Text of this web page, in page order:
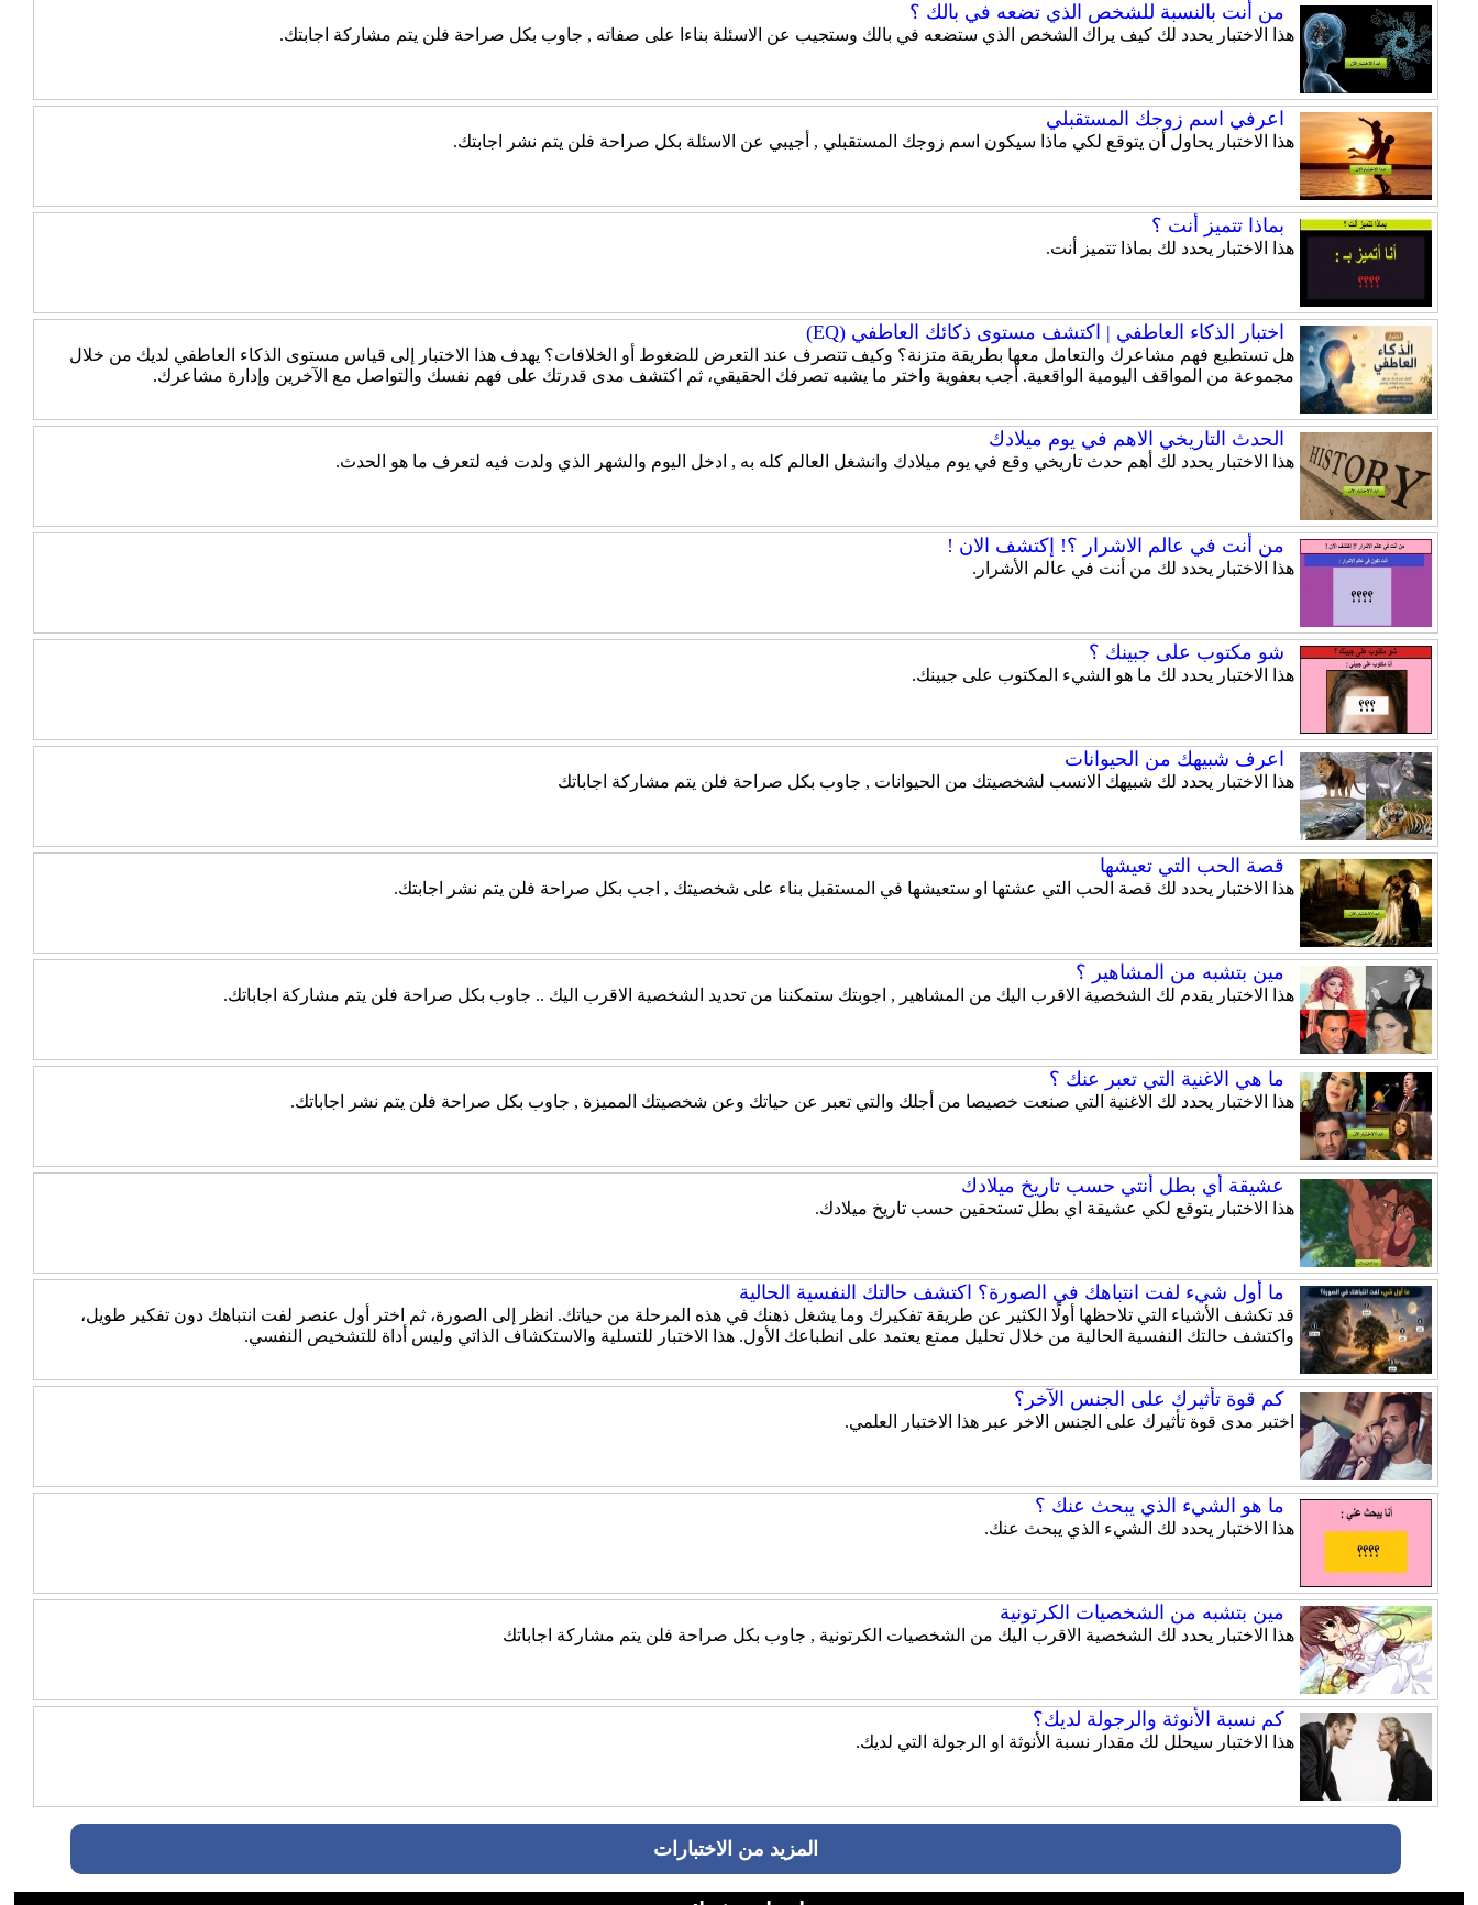
من أنت بالنسبة للشخص الذي تضعه في بالك ؟
هذا الاختبار يحدد لك كيف يراك الشخص الذي ستضعه في بالك وستجيب عن الاسئلة بناءا على صفاته , جاوب بكل صراحة فلن يتم مشاركة اجابتك.
اعرفي اسم زوجك المستقبلي
هذا الاختبار يحاول أن يتوقع لكي ماذا سيكون اسم زوجك المستقبلي , أجيبي عن الاسئلة بكل صراحة فلن يتم نشر اجابتك.
بماذا تتميز أنت ؟
هذا الاختبار يحدد لك بماذا تتميز أنت.
اختبار الذكاء العاطفي | اكتشف مستوى ذكائك العاطفي (EQ)
هل تستطيع فهم مشاعرك والتعامل معها بطريقة متزنة؟ وكيف تتصرف عند التعرض للضغوط أو الخلافات؟ يهدف هذا الاختبار إلى قياس مستوى الذكاء العاطفي لديك من خلال
مجموعة من المواقف اليومية الواقعية. أجب بعفوية واختر ما يشبه تصرفك الحقيقي، ثم اكتشف مدى قدرتك على فهم نفسك والتواصل مع الآخرين وإدارة مشاعرك.
الحدث التاريخي الاهم في يوم ميلادك
هذا الاختبار يحدد لك أهم حدث تاريخي وقع في يوم ميلادك وانشغل العالم كله به , ادخل اليوم والشهر الذي ولدت فيه لتعرف ما هو الحدث.
من أنت في عالم الاشرار ؟! إكتشف الان !
هذا الاختبار يحدد لك من أنت في عالم الأشرار.
شو مكتوب على جبينك ؟
هذا الاختبار يحدد لك ما هو الشيء المكتوب على جبينك.
اعرف شبيهك من الحيوانات
هذا الاختبار يحدد لك شبيهك الانسب لشخصيتك من الحيوانات , جاوب بكل صراحة فلن يتم مشاركة اجاباتك
قصة الحب التي تعيشها
هذا الاختبار يحدد لك قصة الحب التي عشتها او ستعيشها في المستقبل بناء على شخصيتك , اجب بكل صراحة فلن يتم نشر اجابتك.
مين بتشبه من المشاهير ؟
هذا الاختبار يقدم لك الشخصية الاقرب اليك من المشاهير , اجوبتك ستمكننا من تحديد الشخصية الاقرب اليك .. جاوب بكل صراحة فلن يتم مشاركة اجاباتك.
ما هي الاغنية التي تعبر عنك ؟
هذا الاختبار يحدد لك الاغنية التي صنعت خصيصا من أجلك والتي تعبر عن حياتك وعن شخصيتك المميزة , جاوب بكل صراحة فلن يتم نشر اجاباتك.
عشيقة أي بطل أنتي حسب تاريخ ميلادك
هذا الاختبار يتوقع لكي عشيقة اي بطل تستحقين حسب تاريخ ميلادك.
ما أول شيء لفت انتباهك في الصورة؟ اكتشف حالتك النفسية الحالية
قد تكشف الأشياء التي تلاحظها أولًا الكثير عن طريقة تفكيرك وما يشغل ذهنك في هذه المرحلة من حياتك. انظر إلى الصورة، ثم اختر أول عنصر لفت انتباهك دون تفكير طويل،
واكتشف حالتك النفسية الحالية من خلال تحليل ممتع يعتمد على انطباعك الأول. هذا الاختبار للتسلية والاستكشاف الذاتي وليس أداة للتشخيص النفسي.
كم قوة تأثيرك على الجنس الآخر؟
اختبر مدى قوة تأثيرك على الجنس الاخر عبر هذا الاختبار العلمي.
ما هو الشيء الذي يبحث عنك ؟
هذا الاختبار يحدد لك الشيء الذي يبحث عنك.
مين بتشبه من الشخصيات الكرتونية
هذا الاختبار يحدد لك الشخصية الاقرب اليك من الشخصيات الكرتونية , جاوب بكل صراحة فلن يتم مشاركة اجاباتك
كم نسبة الأنوثة والرجولة لديك؟
هذا الاختبار سيحلل لك مقدار نسبة الأنوثة او الرجولة التي لديك.
المزيد من الاختبارات